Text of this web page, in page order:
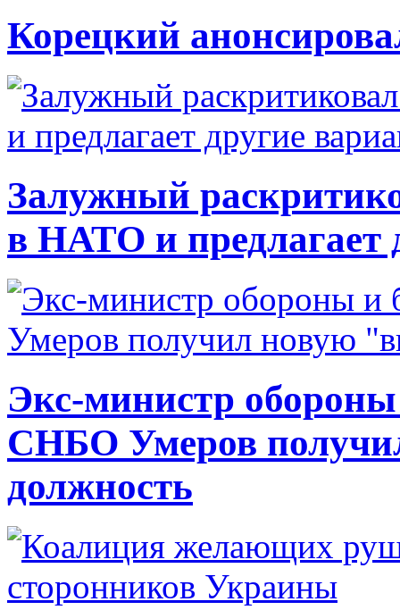
Корецкий
Залужный
в НАТО и предлагает
Экс-министр
СНБО Умеров
должность